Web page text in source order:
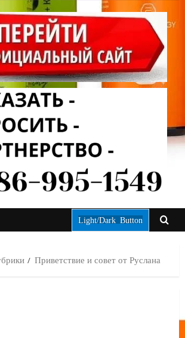
Light/Dark Button
Приветствие и совет от Руслана